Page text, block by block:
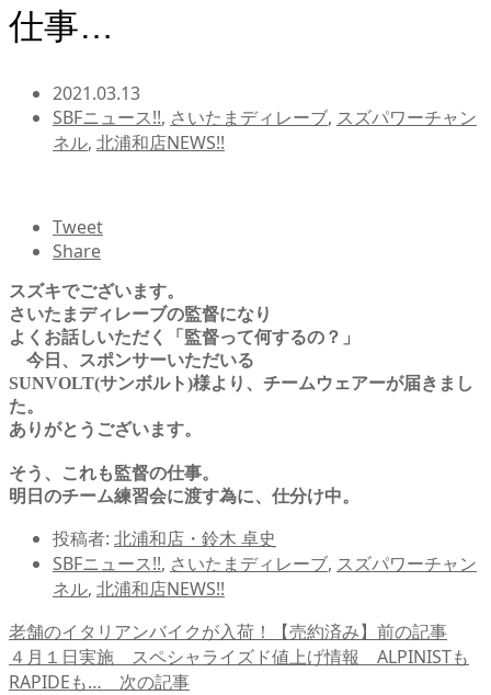
仕事…
2021.03.13
SBFニュース!!, さいたまディレーブ, スズパワーチャン
ネル, 北浦和店NEWS!!
Tweet
Share
スズキでございます。
さいたまディレーブの監督になり
よくお話しいただく「監督って何するの？」
今日、スポンサーいただいる
SUNVOLT(サンボルト)様より、チームウェアーが届きまし
た。
ありがとうございます。
そう、これも監督の仕事。
明日のチーム練習会に渡す為に、仕分け中。
投稿者: 北浦和店・鈴木 卓史
SBFニュース!!, さいたまディレーブ, スズパワーチャン
ネル, 北浦和店NEWS!!
老舗のイタリアンバイクが入荷！【売約済み】 前の記事
４月１日実施 スペシャライズド値上げ情報 ALPINISTも
RAPIDEも… 次の記事